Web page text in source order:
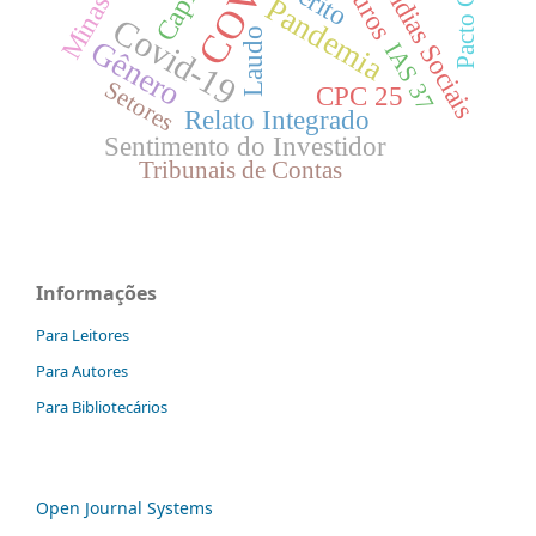
Covid-19
Gênero Pandemia
Laudo
Relato Integrado
Sentimento do Investidor
CPC 25Mídias Sociais
Tribunais de Contas
Setores IAS 37
Informações
Para Leitores
Para Autores
Para Bibliotecários
Open Journal Systems